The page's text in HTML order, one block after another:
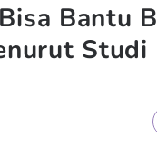
Bantu
Studi